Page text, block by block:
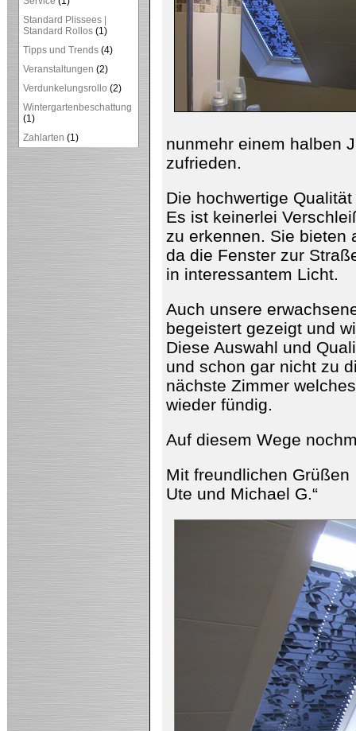
Standard Plissees |
Standard Rollos(1)
Tipps und Trends(4)
Veranstaltungen (2)
Verdunkelungsrollo (2)
Wintergartenbeschattung
(1)
Zahlarten (1)
nunmehr einem halben
zufrieden.
Die hochwertige
Es ist keinerlei
zu erkennen. Sie bieten
da die Fenster zur
in interessantem Licht.
Auch unsere
begeistert gezeigt und
Diese Auswahl und
und schon gar nicht zu
nächste Zimmer
wieder fündig.
Auf diesem Wege
Mit freundlichen Grüßen
Ute und Michael G.“